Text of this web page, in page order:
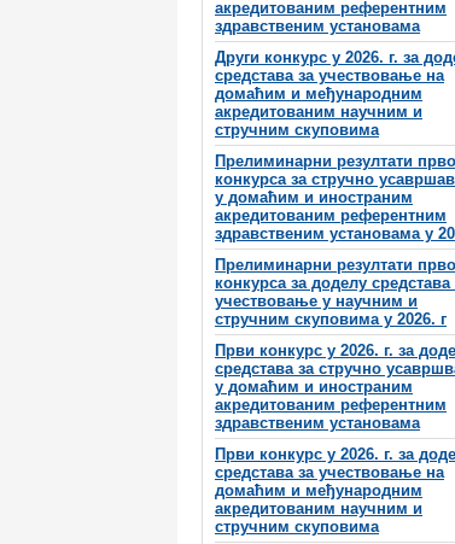
акредитованим референтним
здравственим установама
Други конкурс у 2026. г. за
средстава за учествовање на
домаћим и међународним
акредитованим научним и
стручним скуповима
Прелиминарни резултати
конкурса за стручно
у домаћим и иностраним
акредитованим референтним
здравственим установама у
Прелиминарни резултати
конкурса за доделу средстава
учествовање у научним и
стручним скуповима у 2026. г
Први конкурс у 2026. г. за
средстава за стручно
у домаћим и иностраним
акредитованим референтним
здравственим установама
Први конкурс у 2026. г. за
средстава за учествовање на
домаћим и међународним
акредитованим научним и
стручним скуповима